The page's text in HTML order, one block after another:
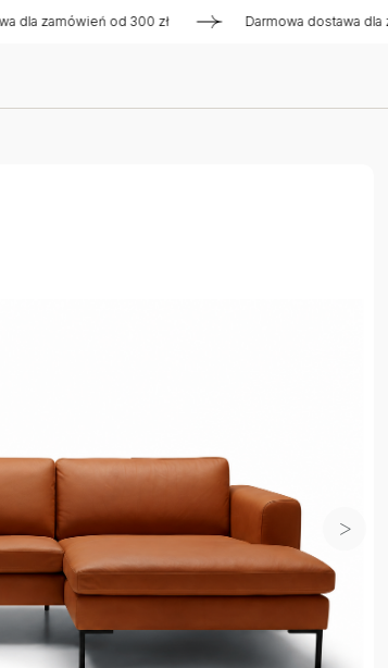
od 300 zł Darmowa dostawa dla